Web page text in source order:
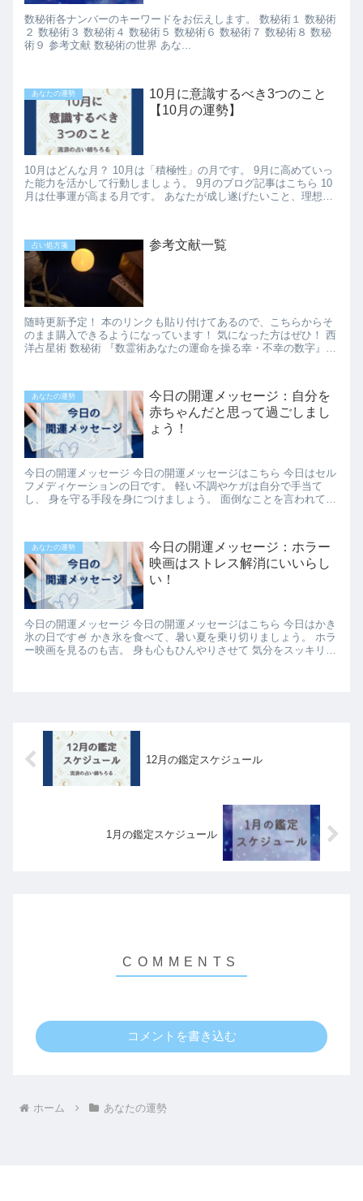
数秘術各ナンバーのキーワードをお伝えします。 数秘術１ 数秘術
２ 数秘術３ 数秘術４ 数秘術５ 数秘術６ 数秘術７ 数秘術８ 数秘
術９ 参考文献 数秘術の世界 あな...
あなたの運勢
10月に意識するべき3つのこと
【10月の運勢】
10月はどんな月？ 10月は「積極性」の月です。 9月に高めていっ
た能力を活かして行動しましょう。 9月のブログ記事はこちら 10
月は仕事運が高まる月です。 あなたが成し遂げたいこと、理想と
占い処方箋 参考文献一覧
随時更新予定！ 本のリンクも貼り付けてあるので、こちらからそ
のまま購入できるようになっています！ 気になった方はぜひ！ 西
洋占星術 数秘術 『数霊術あなたの運命を操る幸・不幸の数字』、
あなたの運勢
今日の開運メッセージ：自分を
赤ちゃんだと思って過ごしまし
ょう！
今日の開運メッセージ 今日の開運メッセージはこちら 今日はセル
フメディケーションの日です。 軽い不調やケガは自分で手当て
し、 身を守る手段を身につけましょう。 面倒なことを言われても
あなたの運勢
今日の開運メッセージ：ホラー
映画はストレス解消にいいらし
い！
今日の開運メッセージ 今日の開運メッセージはこちら 今日はかき
氷の日です🍧 かき氷を食べて、暑い夏を乗り切りましょう。 ホラ
ー映画を見るのも吉。 身も心もひんやりさせて 気分をスッキリ、
12月の鑑定スケジュール
1月の鑑定スケジュール
コメントを書き込む
ホーム あなたの運勢